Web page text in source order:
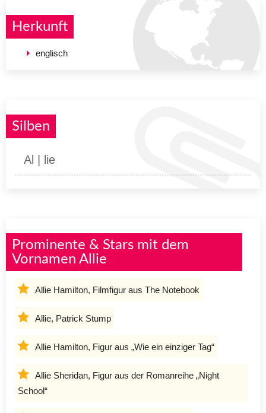
Herkunft
englisch
Silben
Al | lie
Prominente & Stars mit dem
Vornamen Allie
Allie Hamilton, Filmfigur aus The Notebook
Allie, Patrick Stump
Allie Hamilton, Figur aus „Wie ein einziger Tag“
Allie Sheridan, Figur aus der Romanreihe „Night
School“